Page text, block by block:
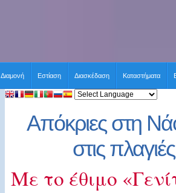
Διαμονή Εστίαση Διασκέδαση Καταστήματα
Απόκριες στη
στις
Με το έθιμο